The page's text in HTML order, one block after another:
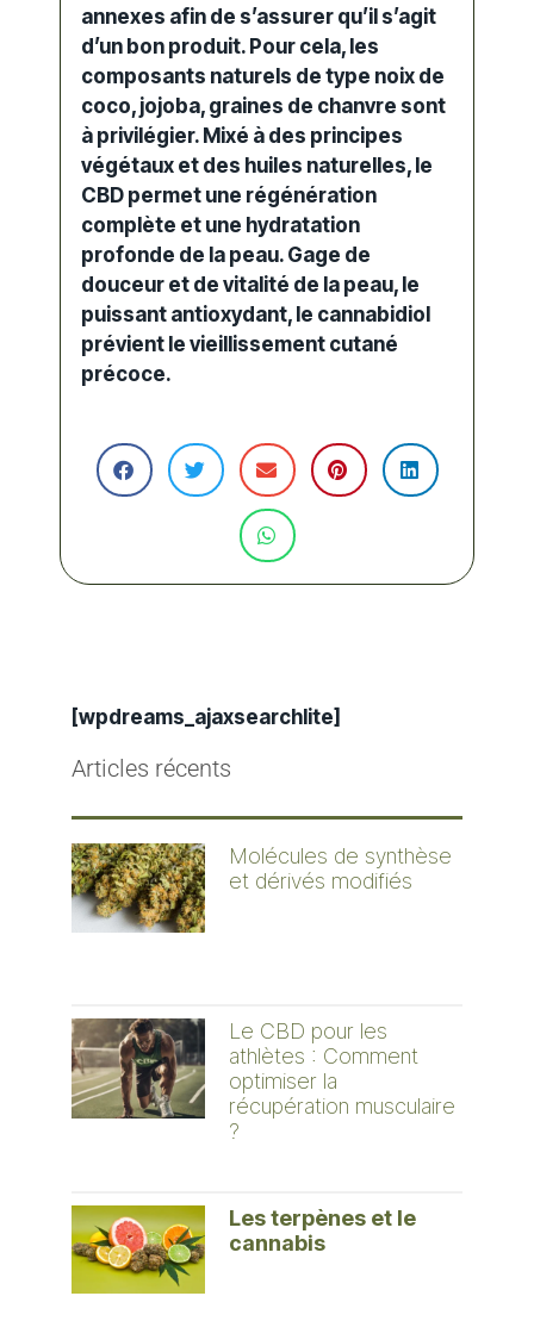
annexes afin de s’assurer qu’il s’agit
d’un bon produit. Pour cela, les
composants naturels de type noix de
coco, jojoba, graines de chanvre sont
à privilégier. Mixé à des principes
végétaux et des huiles naturelles, le
CBD permet une régénération
complète et une hydratation
profonde de la peau. Gage de
douceur et de vitalité de la peau, le
puissant antioxydant, le cannabidiol
prévient levieillissement cutané
précoce.
[wpdreams_ajaxsearchlite]
Articles récents
Molécules de synthèse
et dérivés modifiés
Le CBD pour les
athlètes : Comment
optimiser la
récupération musculaire
?
Les terpènes et le
cannabis